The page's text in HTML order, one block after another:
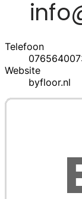
Telefoon
Website
byfloor.nl